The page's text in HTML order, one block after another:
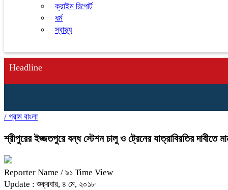
ক্রাইম রিপোর্ট
ধর্ম
স্বাস্থ্য
Headline
/ গ্রাম বাংলা
শ্রীপুরের ইজ্জতপুরে বন্ধ স্টেশন চালু ও ট্রেনের যাত্রাবিরতির দাবীতে
Reporter Name / ৯১ Time View
Update : শুক্রবার, ৪ মে, ২০১৮